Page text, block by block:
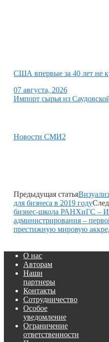
США впервые за 40 лет не
07 августа, 2026
Импорт сырья из
Новости СМИ2
Предыдущая статья
для бизнеса в 2019 году
бизнес-школа РАНХиГС –
администрирования –
престижную мировую
О нас
Авторам
Наши
партнеры
Контакты
Сотрудничество
Особое
уведомление
Ограничение
ответственности